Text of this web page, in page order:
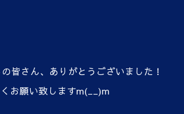
皆さん、ありがとうございました！
お願い致しますm(__)m